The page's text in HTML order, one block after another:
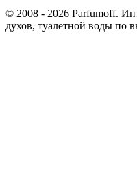
© 2008 - 2026 Parfumoff.
духов, туалетной воды по